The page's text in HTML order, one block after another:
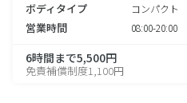
ボディタイプ コンパクト
営業時間 08:00-20:00
6時間まで5,500円
免責補償制度1,100円